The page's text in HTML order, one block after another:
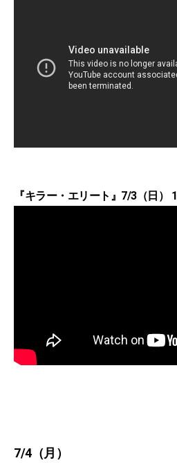
『キラー・エリート』7/3（日）
7/4（月）